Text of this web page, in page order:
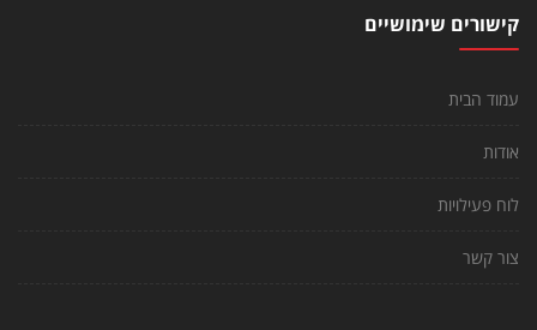
קישורים שימושיים
עמוד הבית
אודות
לוח פעילויות
צור קשר